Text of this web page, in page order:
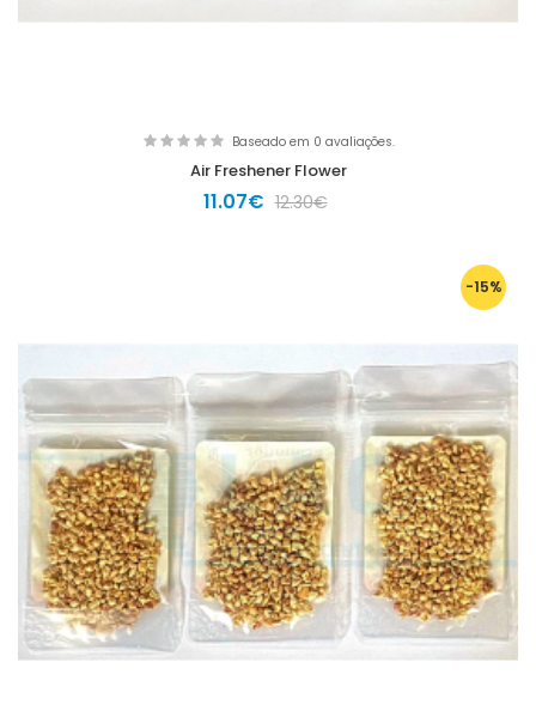
Baseado em 0 avaliações.
Air Freshener Flower
11.07€ 12.30€
-15%